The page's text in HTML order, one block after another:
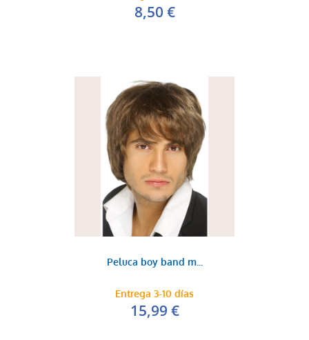
8,50 €
Peluca boy band m...
Entrega 3-10 días
15,99 €